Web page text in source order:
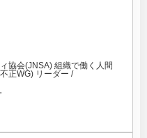
協会(JNSA) 組織で働く人間
正WG) リーダー /